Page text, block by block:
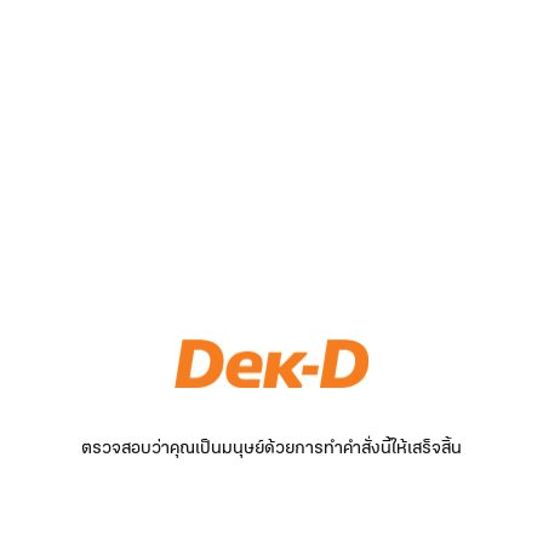
ตรวจสอบว่าคุณเป็นมนุษย์ด้วยการทำคำสั่งนี้ให้เสร็จสิ้น